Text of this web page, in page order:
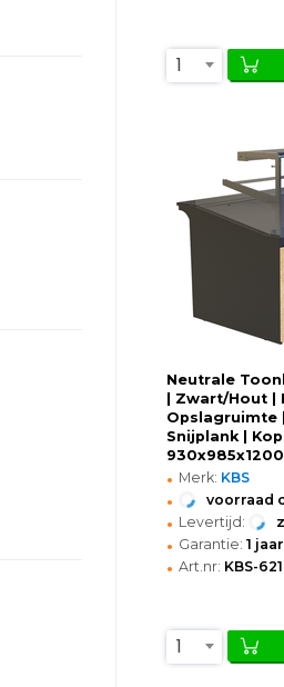
1
Neutrale
| Zwart/Hout |
Opslagruimte
Snijplank |
• Merk: KBS
• voorraad
• Levertijd:
• Garantie: 1 jaar
• Art.nr: KBS-
1